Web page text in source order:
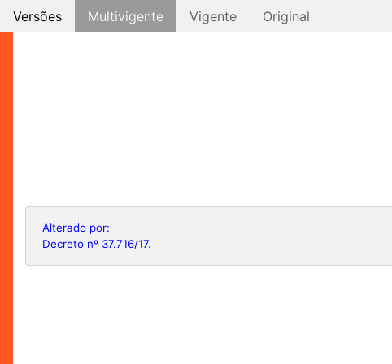
Versões Multivigente Vigente Original
Alterado por:
Decreto nº 37.716/17.